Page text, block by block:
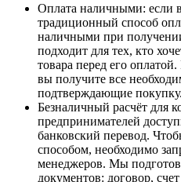
Оплата наличными: если
традиционный способ
наличными при
подходит для тех, кто
товара перед его
вы получите все
подтверждающие покупку.
Безналичный расчёт для
предпринимателей
банковский перевод.
способом, необходимо
менеджеров. Мы
документов: договор,